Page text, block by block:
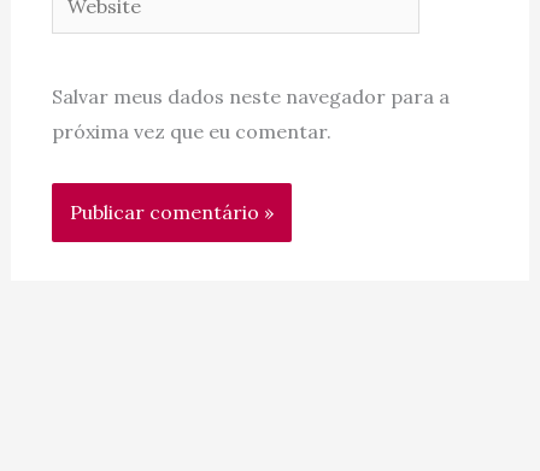
Salvar meus dados neste navegador para a
próxima vez que eu comentar.